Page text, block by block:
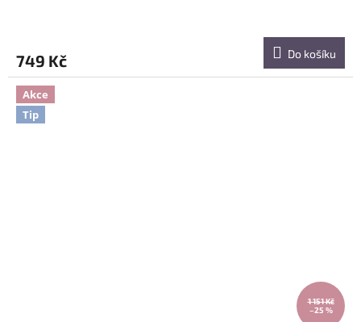
749 Kč Do košíku
Akce
Tip
1 151 Kč
–25 %